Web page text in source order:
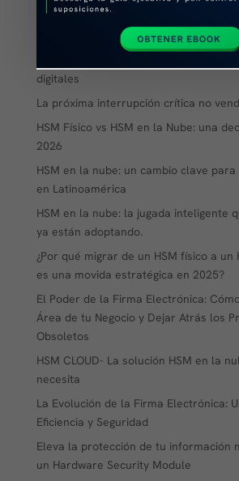
Antes de automatizar tus certificados…
visibilidad completa?
digitales
La próxima interrupción crítica no
HSM Físico vs HSM en la Nube: una
2026
HSM en la nube: un cambio clave
en Latinoamérica
HSM en la nube: la jugada inteligente
ya están adoptando.
¿Por qué migrar de un HSM físico a un
es una movida estratégica en 2025?
El Poder de la Firma Electrónica:
Área de tu Negocio y Dejar Atrás los
Obsoletos
HSM CLOUD- La solución HSM en la
necesita
La Evolución de la Firma Electrónica:
Eficiencia y Seguridad
Eleva la protección de tu información
un Hardware Security Module